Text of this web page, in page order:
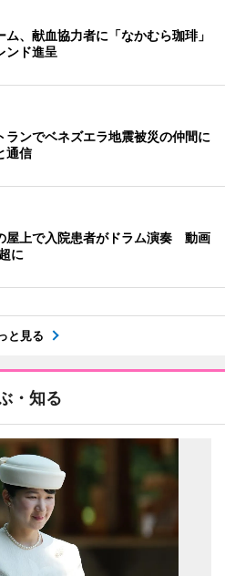
ム、献血協力者に「なかむら珈琲」
ンド進呈
ランでベネズエラ地震被災の仲間に
通信
屋上で入院患者がドラム演奏 動画
に
と見る
・知る